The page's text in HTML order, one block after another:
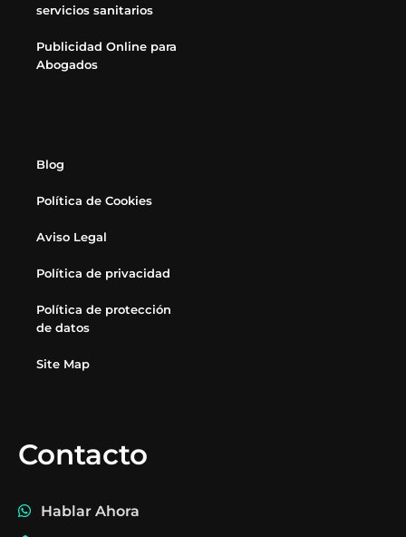
servicios sanitarios
Publicidad Online para
Abogados
Blog
Política de Cookies
Aviso Legal
Política de privacidad
Política de protección
de datos
Site Map
Contacto
Hablar Ahora